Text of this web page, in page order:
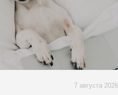
7 августа 2026